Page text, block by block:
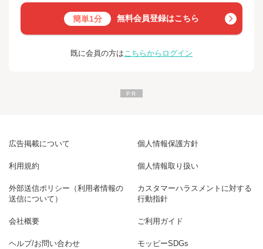
簡単1分 無料会員登録はこちら
既に会員の方はこちらからログイン
広告掲載について 個人情報保護方針
利用規約 個人情報取り扱い
外部送信ポリシー（利用者情報の
送信について）
カスタマーハラスメントに対する
行動指針
会社概要 ご利用ガイド
ヘルプ/お問い合わせ モッピーSDGs